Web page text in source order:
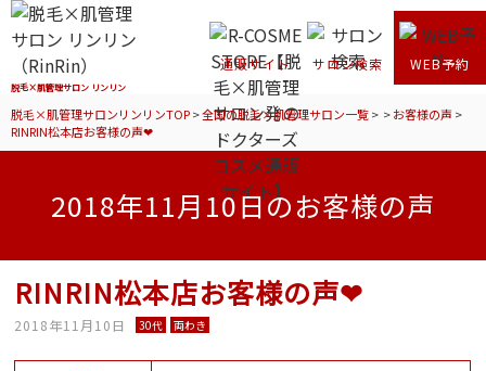
脱毛×肌管理サロン リンリン
通販サイト サロン検索 WEB予約
脱毛×肌管理サロンリンリンTOP>全国の脱毛×肌管理サロン一覧> >お客様の声 >
RINRIN松本店お客様の声❤
2018年11月10日のお客様の声
RINRIN松本店お客様の声❤
2018年11月10日 30代 両わき